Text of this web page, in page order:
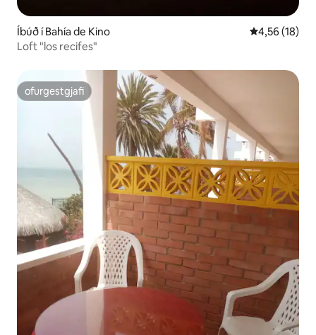
Íbúð í Bahía de Kino 4,56 af 5 í
4,56 (18)
Loft "los recifes"
ofurgestgjafi
ofurgestgjafi